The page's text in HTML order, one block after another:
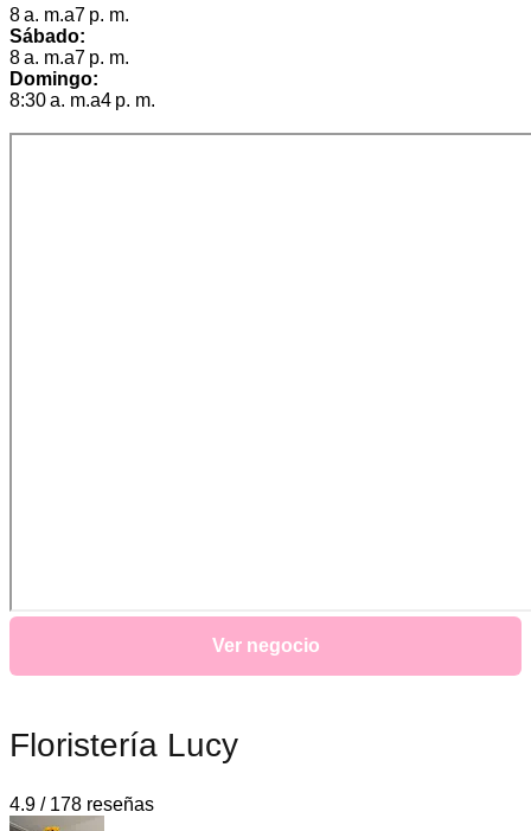
8 a. m.a7 p. m.
Sábado:
8 a. m.a7 p. m.
Domingo:
8:30 a. m.a4 p. m.
Ver negocio
Floristería Lucy
4.9 / 178 reseñas